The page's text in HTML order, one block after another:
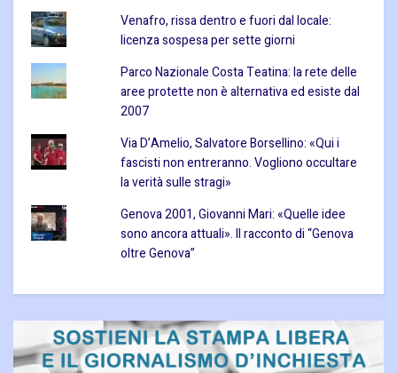
Venafro, rissa dentro e fuori dal locale:
licenza sospesa per sette giorni
Parco Nazionale Costa Teatina: la rete delle
aree protette non è alternativa ed esiste dal
2007
Via D’Amelio, Salvatore Borsellino: «Qui i
fascisti non entreranno. Vogliono occultare
la verità sulle stragi»
Genova 2001, Giovanni Mari: «Quelle idee
sono ancora attuali». Il racconto di “Genova
oltre Genova”